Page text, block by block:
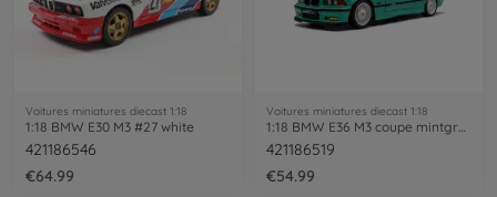
Voitures miniatures diecast 1:18
1:18 BMW E30 M3 #27 white
421186546
€64.99
Voitures miniatures diecast 1:18
421186519
€54.99